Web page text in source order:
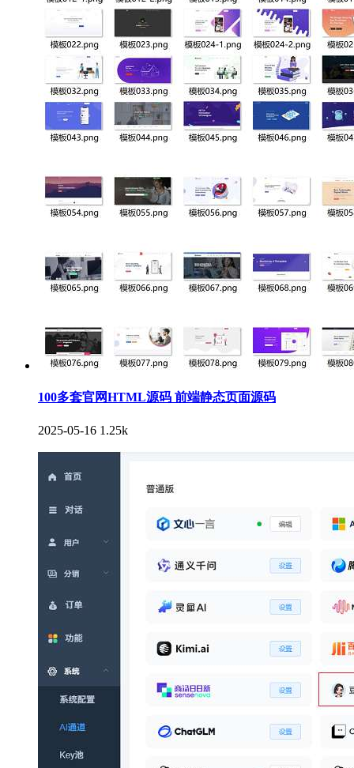
100多套官网HTML源码 前端静态页面源码
2025-05-16 1.25k